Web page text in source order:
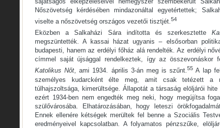
Nőszövetség kérdésében mindazonáltal egyetértettek;
viselte a nőszövetség országos vezetői tisztjét.54
Eközben a Salkaházi Sára indította és szerkesztette
megszüntették. A kassai házat ugyanis – elsősorban
budapesti, hanem az erdélyi főház alá rendelték. Az erdélyi
címmel saját újsággal rendelkeztek, így az összevonáskor
Katolikus Nőt, ami 1934. április 3-án meg is szűnt.55 A lap
személyes kudarcként élte meg, amit csak tetézett a
túlhajszoltsága, kimerültsége. Állapotát a társaság elöljárói
ezért 1934-ben nem engedték meg neki, hogy megújítsa
szülővárosába. Elhatározásában, hogy leteszi
Ennek ellenére kétségek merültek fel benne a Szociális
eredményeivel kapcsolatban. A folyamatos pénzszűke,